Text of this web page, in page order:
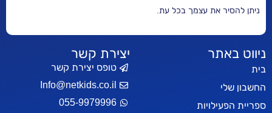
את עצמך בכל עת.
יצירת קשר
טופס יצירת קשר
Info@netkids.co.il
055-9979996